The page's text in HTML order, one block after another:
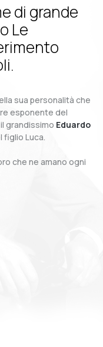
di grande
Le
sua personalità che
esponente del
grandissimo Eduardo
figlio Luca.
che ne amano ogni